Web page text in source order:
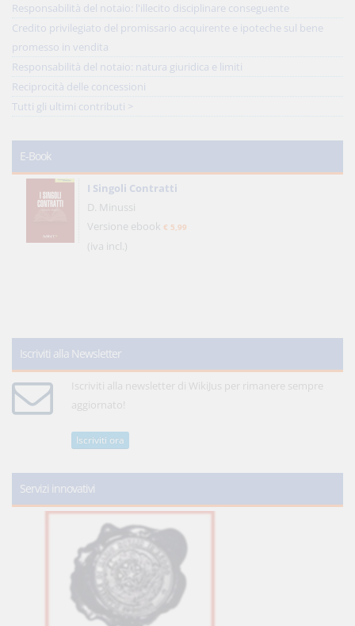
Responsabilità del notaio: l'illecito disciplinare conseguente
Credito privilegiato del promissario acquirente e ipoteche sul bene
promesso in vendita
Responsabilità del notaio: natura giuridica e limiti
Reciprocità delle concessioni
Tutti gli ultimi contributi >
E-Book
I Singoli Contratti
D. Minussi
Versione ebook € 5,99
(iva incl.)
Iscriviti alla Newsletter
Iscriviti alla newsletter di WikiJus per rimanere sempre
aggiornato!
Iscriviti ora
Servizi innovativi